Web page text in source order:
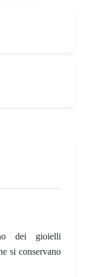
dei gioielli
si conservano